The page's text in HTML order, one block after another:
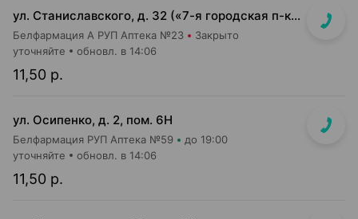
ул. Станиславского, д. 32 («7-я городская п-ка»)
Белфармация А РУП Аптека №23 Закрыто
11,50 р.
уточняйте обновл. в 14:06
ул. Осипенко, д. 2, пом. 6Н
Белфармация РУП Аптека №59 до 19:00
11,50 р.
уточняйте обновл. в 14:06